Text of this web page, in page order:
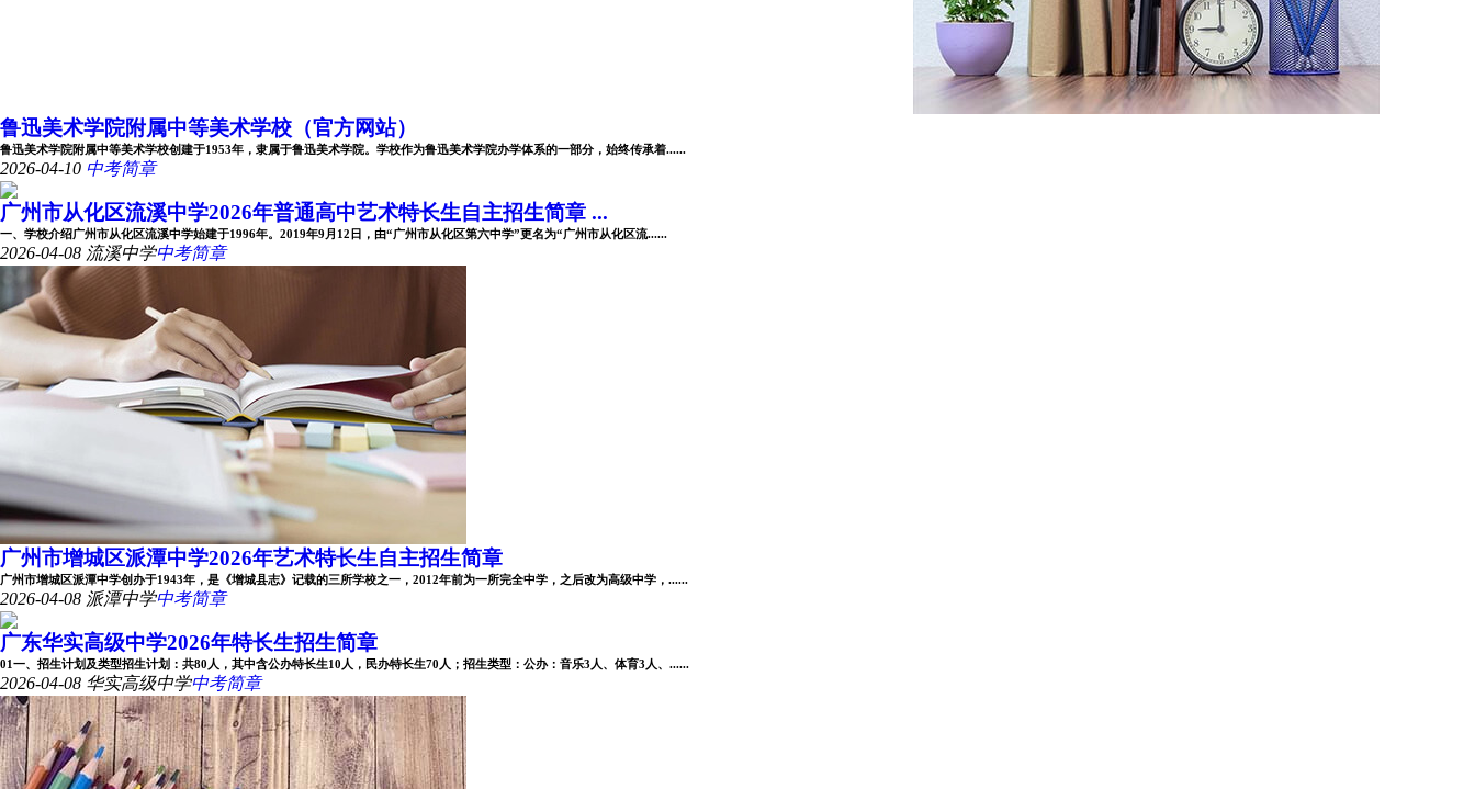
鲁迅美术学院附属中等美术学校（官方网站）
鲁迅美术学院附属中等美术学校创建于1953年，隶属于鲁迅美术学院。学校作为鲁迅美术学院办学体系的一部分，始终传承着......
2026-04-10 中考简章
广州市从化区流溪中学2026年普通高中艺术特长生自主招生简章 ...
一、学校介绍广州市从化区流溪中学始建于1996年。2019年9月12日，由“广州市从化区第六中学”更名为“广州市从化区流......
2026-04-08 流溪中学中考简章
广州市增城区派潭中学2026年艺术特长生自主招生简章
广州市增城区派潭中学创办于1943年，是《增城县志》记载的三所学校之一，2012年前为一所完全中学，之后改为高级中学，......
2026-04-08 派潭中学中考简章
广东华实高级中学2026年特长生招生简章
01一、招生计划及类型招生计划：共80人，其中含公办特长生10人，民办特长生70人；招生类型：公办：音乐3人、体育3人、......
2026-04-08 华实高级中学中考简章